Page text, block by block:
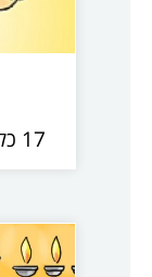
17 כללי ברזל לגלישה בטוחה ונכונה!